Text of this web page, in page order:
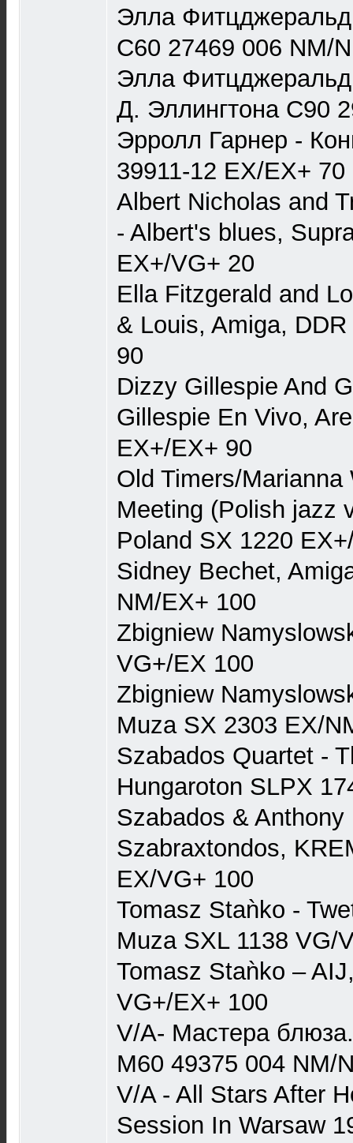
Элла
С60 27469 006 NM/
Элла Фитцджеральд
Д. Эллингтона С90
Эрролл Гарнер -
39911-12 EX/EX+ 70
Albert Nicholas and
- Albert's blues,
EX+/VG+ 20
Ella Fitzgerald and
& Louis, Amiga,
90
Dizzy Gillespie And
Gillespie En Vivo,
EX+/EX+ 90
Old Timers/
Meeting (Polish jazz
Poland SX 1220
Sidney Bechet,
NM/EX+ 100
Zbigniew
VG+/EX 100
Zbigniew
Muza SX 2303 EX/
Szabados Quartet -
Hungaroton SLPX
Szabados & Anthony
Szabraxtondos,
EX/VG+ 100
Tomasz Staǹko -
Muza SXL 1138 VG/
Tomasz Staǹko –
VG+/EX+ 100
V/A- Мастера
М60 49375 004 NM/
V/A - All Stars After
Session In Warsaw